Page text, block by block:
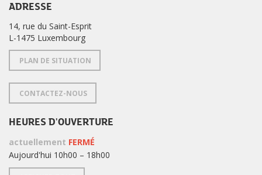
ADRESSE
14, rue du Saint-Esprit
L-1475 Luxembourg
PLAN DE SITUATION
CONTACTEZ-NOUS
HEURES D'OUVERTURE
actuellement FERMÉ
Aujourd'hui 10h00 – 18h00